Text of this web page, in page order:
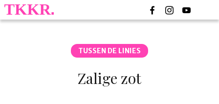
TUSSEN DE LINIES
Zalige zot